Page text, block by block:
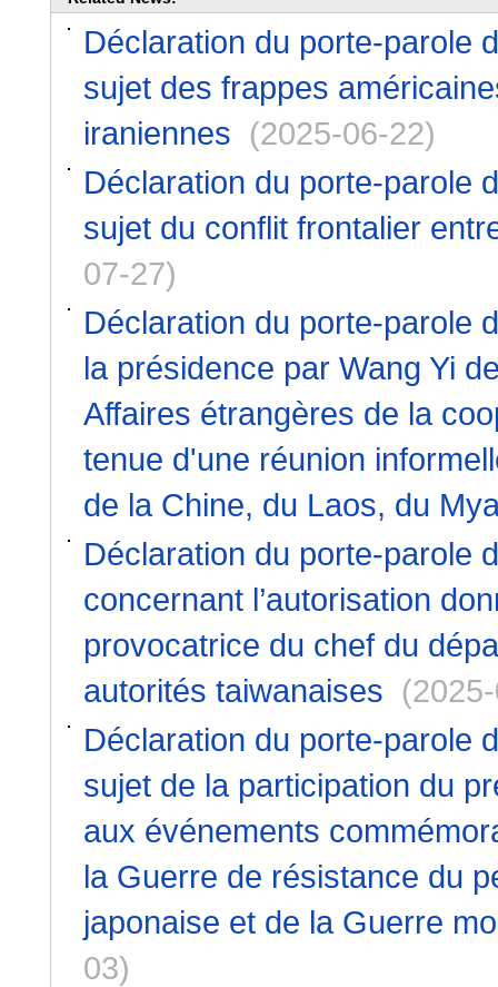
Déclaration du porte-parole
sujet des frappes
iraniennes (2025-06-22)
Déclaration du porte-parole
sujet du conflit frontalier
07-27)
Déclaration du porte-parole
la présidence par Wang Yi
Affaires étrangères de la
tenue d'une réunion
de la Chine, du Laos, du
Déclaration du porte-parole
concernant l’autorisation
provocatrice du chef du
autorités taiwanaises
Déclaration du porte-parole
sujet de la participation du
aux événements
la Guerre de résistance du
japonaise et de la Guerre
03)